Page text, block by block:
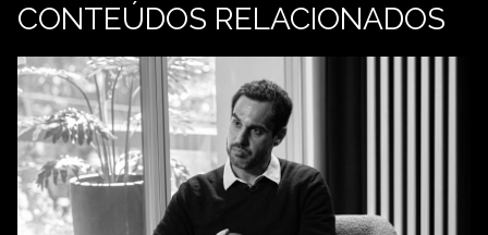
CONTEÚDOS RELACIONADOS